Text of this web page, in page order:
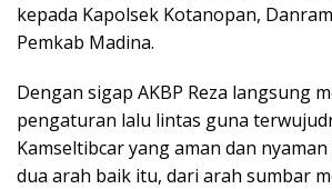
kepada Kapolsek Kotanopan,
Pemkab Madina.
Dengan sigap AKBP Reza langsung
pengaturan lalu lintas guna
Kamseltibcar yang aman dan
dua arah baik itu, dari arah sumbar